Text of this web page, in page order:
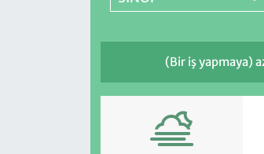
(Bir iş yapmaya)